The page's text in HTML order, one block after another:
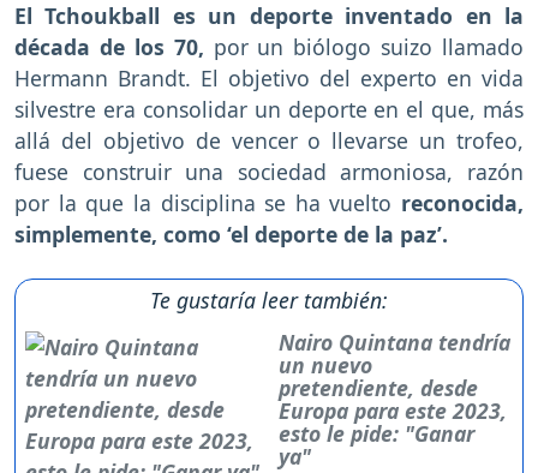
El Tchoukball es un deporte inventado en la
década de los 70, por un biólogo suizo llamado
Hermann Brandt. El objetivo del experto en vida
silvestre era consolidar un deporte en el que, más
allá del objetivo de vencer o llevarse un trofeo,
fuese construir una sociedad armoniosa, razón
por la que la disciplina se ha vuelto reconocida,
simplemente, como ‘el deporte de la paz’.
Te gustaría leer también:
Nairo Quintana tendría
un nuevo
pretendiente, desde
Europa para este 2023,
esto le pide: "Ganar
ya"